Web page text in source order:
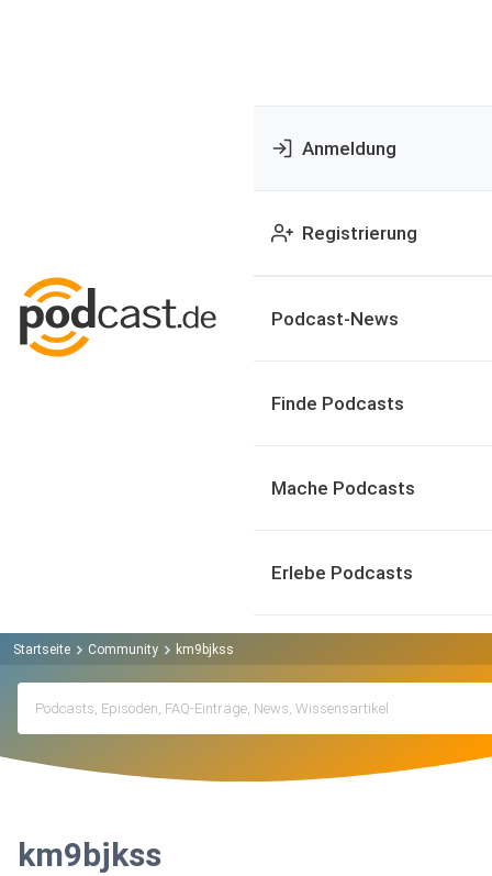
Anmeldung
Registrierung
Podcast-News
Finde Podcasts
Mache Podcasts
Erlebe Podcasts
Startseite Community km9bjkss
km9bjkss